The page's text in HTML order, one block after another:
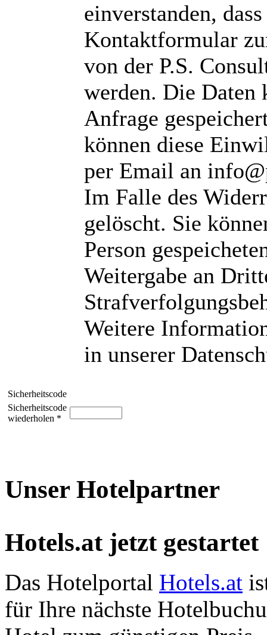
einverstanden,
Kontaktformular
von der P.S.
werden. Die Daten
Anfrage
können diese
per Email an
Im Falle des
gelöscht. Sie
Person
Weitergabe an
Weitere
in unserer
Sicherheitscode
Sicherheitscode
wiederholen *
Unser Hotelpartner
Hotels.at jetzt gestartet
Das Hotelportal Hotels.at
für Ihre nächste